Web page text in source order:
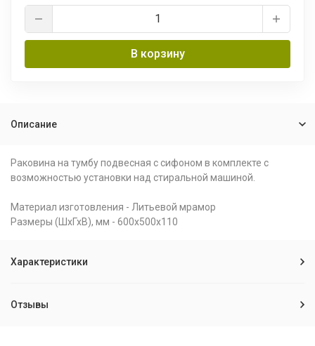
В корзину
Описание
Раковина на тумбу подвесная с сифоном в комплекте с
возможностью установки над стиральной машиной.
Материал изготовления - Литьевой мрамор
Размеры (ШхГхВ), мм - 600х500х110
Характеристики
Отзывы